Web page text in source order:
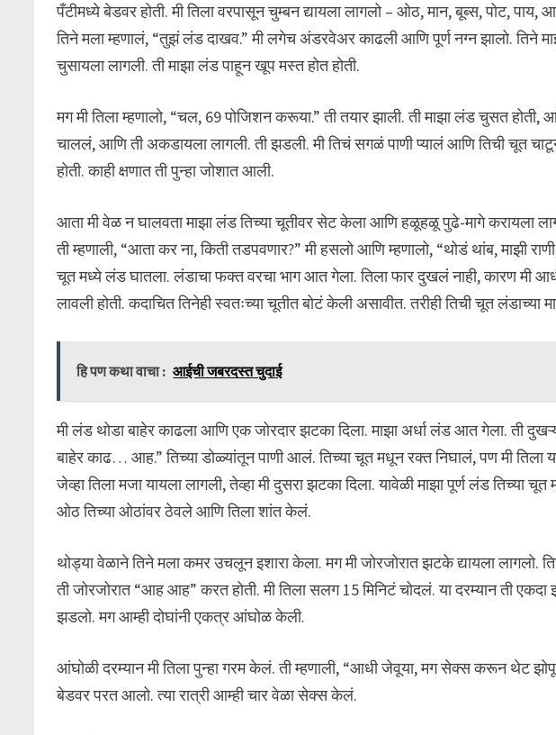
पँटीमध्ये बेडवर होती. मी तिला वरपासून चुम्बन द्यायला लागलो – ओठ, मान, बूब्स, पोट,
तिने मला म्हणालं, “तुझं लंड दाखव.” मी लगेच अंडरवेअर काढली आणि पूर्ण नग्न झालो. तिने
चुसायला लागली. ती माझा लंड पाहून खूप मस्त होत होती.
मग मी तिला म्हणालो, “चल, 69 पोजिशन करूया.” ती तयार झाली. ती माझा लंड चुसत
चाललं, आणि ती अकडायला लागली. ती झडली. मी तिचं सगळं पाणी प्यालं आणि तिची चूत
होती. काही क्षणात ती पुन्हा जोशात आली.
आता मी वेळ न घालवता माझा लंड तिच्या चूतीवर सेट केला आणि हळूहळू पुढे-मागे करायला
ती म्हणाली, “आता कर ना, किती तडपवणार?” मी हसलो आणि म्हणालो, “थोडं थांब, माझी
चूत मध्ये लंड घातला. लंडाचा फक्त वरचा भाग आत गेला. तिला फार दुखलं नाही, कारण मी
लावली होती. कदाचित तिनेही स्वतःच्या चूतीत बोटं केली असावीत. तरीही तिची चूत लंडाच्या
हि पण कथा वाचा : आईची जबरदस्त चुदाई
मी लंड थोडा बाहेर काढला आणि एक जोरदार झटका दिला. माझा अर्धा लंड आत गेला. ती
बाहेर काढ… आह.” तिच्या डोळ्यांतून पाणी आलं. तिच्या चूत मधून रक्त निघालं, पण मी तिला
जेव्हा तिला मजा यायला लागली, तेव्हा मी दुसरा झटका दिला. यावेळी माझा पूर्ण लंड तिच्या
ओठ तिच्या ओठांवर ठेवले आणि तिला शांत केलं.
थोड्या वेळाने तिने मला कमर उचलून इशारा केला. मग मी जोरजोरात झटके द्यायला
ती जोरजोरात “आह आह” करत होती. मी तिला सलग 15 मिनिटं चोदलं. या दरम्यान ती एकदा
झडलो. मग आम्ही दोघांनी एकत्र आंघोळ केली.
आंघोळी दरम्यान मी तिला पुन्हा गरम केलं. ती म्हणाली, “आधी जेवूया, मग सेक्स करून थेट
बेडवर परत आलो. त्या रात्री आम्ही चार वेळा सेक्स केलं.